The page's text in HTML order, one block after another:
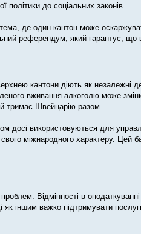
до соціальних законів.
де один кантон може
референдум, який гарантує,
кантони діють як незалежні
вживання алкоголю може
тримає Швейцарію разом.
досі використовуються для
міжнародного характеру. Цей
Відмінності в оподаткуванні
іншим важко підтримувати